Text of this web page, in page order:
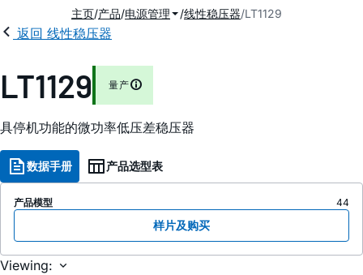
主页 产品 电源管理 线性稳压器 LT1129
返回 线性稳压器
LT1129 量产
具停机功能的微功率低压差稳压器
数据手册 产品选型表
产品模型 44
样片及购买
Viewing: